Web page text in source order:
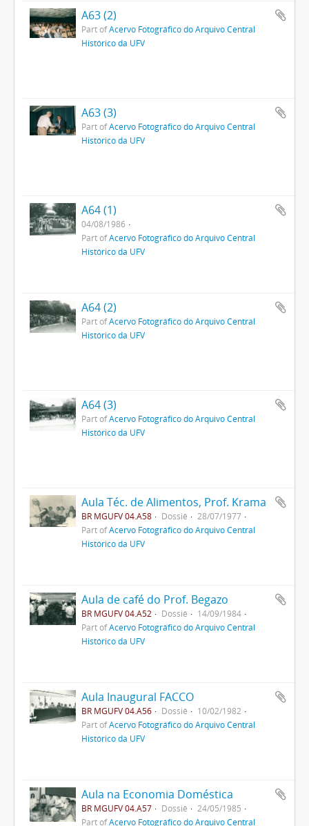
A63 (2)
Part ofAcervo Fotográfico do Arquivo Central
Histórico da UFV
A63 (3)
Part ofAcervo Fotográfico do Arquivo Central
Histórico da UFV
A64 (1)
04/08/1986
Part ofAcervo Fotográfico do Arquivo Central
Histórico da UFV
A64 (2)
Part ofAcervo Fotográfico do Arquivo Central
Histórico da UFV
A64 (3)
Part ofAcervo Fotográfico do Arquivo Central
Histórico da UFV
Aula Téc. de Alimentos, Prof. Krama
BR MGUFV 04.A58 Dossiê
28/07/1977
Part ofAcervo Fotográfico do Arquivo Central
Histórico da UFV
Aula de café do Prof. Begazo
BR MGUFV 04.A52 Dossiê
14/09/1984
Part ofAcervo Fotográfico do Arquivo Central
Histórico da UFV
Aula Inaugural FACCO
BR MGUFV 04.A56 Dossiê
10/02/1982
Part ofAcervo Fotográfico do Arquivo Central
Histórico da UFV
Aula na Economia Doméstica
BR MGUFV 04.A57 Dossiê
24/05/1985
Part ofAcervo Fotográfico do Arquivo Central